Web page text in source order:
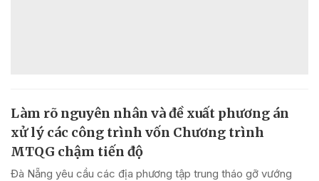
Làm rõ nguyên nhân và đề xuất phương án
xử lý các công trình vốn Chương trình
MTQG chậm tiến độ
Đà Nẵng yêu cầu các địa phương tập trung tháo gỡ vướng